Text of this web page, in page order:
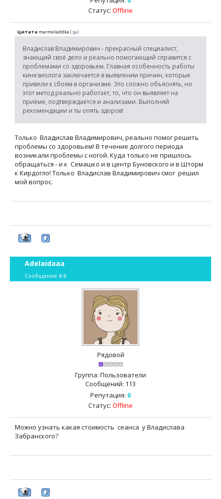
Статус: Offline
Цитата marmeladdka ( )
Владислав Владимирович - прекрасный специалист,
знающий своё дело и реально помогающий справится с
проблемами со здоровьем. Главная особенность работы
кинезиолога заключается в выявлении причин, которые
привели к сбоям в организме. Это сложно объяснять, но
этот метод реально работает, то, что он выявляет на
приёме, подтверждается и анализами. Выполняй
рекомендации и ты опять здоров!
Только Владислав Владимирович, реально помог решить
проблемы со здоровьем! В течение долгого периода
возникали проблемы с ногой. Куда только не пришлось
обращаться - и к Семашко и в центр Буновского и в Шторм
к Кирдогло! Только Владислав Владимирович смог решил
мой вопрос.
Adelaidaaa
Сообщение # 8
Рядовой
Группа: Пользователи
Сообщений: 113
Репутация: 0
Статус: Offline
Можно узнать какая стоимость сеанса у Владислава
Забранского?